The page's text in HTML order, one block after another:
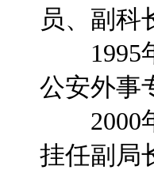
员、副科
1995年
公安外事
2000年
挂任副局